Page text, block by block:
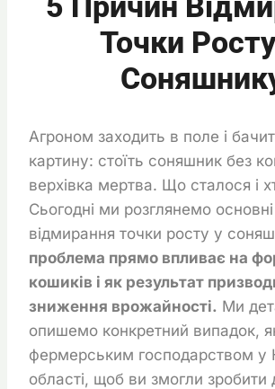
Точки
Агроном заходить в поле і
картину: стоїть соняшник без
верхівка мертва. Що сталося і
Сьогодні ми розглянемо
відмирання точки росту у
проблема прямо впливає на
кошиків і як результат
зниження врожайності. Ми
опишемо конкретний випадок,
фермерським господарством у
області, щоб ви змогли зробити